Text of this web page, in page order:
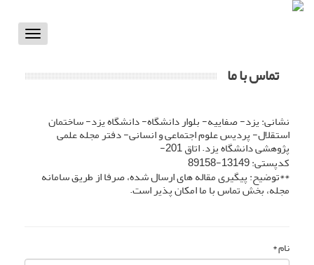
Toggle
تماس با ما
نشانی: یزد- صفاییه- بلوار دانشگاه- دانشگاه یزد- ساختمان
استقلال- پردیس علوم اجتماعی و انسانی- دفتر مجله علمی
پژوهشی دانشگاه یزد. اتاق 201-
کدپستی: 13149-89158
**توضیح: پیگیری مقاله های ارسال شده، صرفا از طریق سامانه
مجله، بخش تماس با ما امکان پذیر است.
نام *